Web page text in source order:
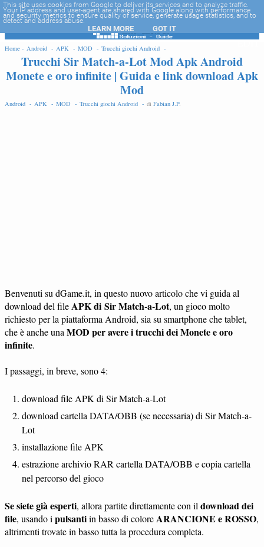
-->
Home - Android - APK - MOD - Trucchi giochi Android -
Trucchi Sir Match-a-Lot Mod Apk Android
Monete e oro infinite | Guida e link download Apk
Mod
Android - APK - MOD - Trucchi giochi Android - di Fabian J.P.
Benvenuti su dGame.it, in questo nuovo articolo che vi guida al
download del fileAPK di Sir Match-a-Lot, un gioco molto
richiesto per la piattaforma Android, sia su smartphone che tablet,
che è anche una MOD per avere i trucchi dei Monete e oro
infinite.
I passaggi, in breve, sono 4:
download file APK di Sir Match-a-Lot
download cartella DATA/OBB (se necessaria) di Sir Match-a-
Lot
installazione file APK
estrazione archivio RAR cartella DATA/OBB e copia cartella
nel percorso del gioco
Se siete già esperti, allora partite direttamente con il download dei
file, usando i pulsantiin basso di coloreARANCIONE e ROSSO,
altrimenti trovate in basso tutta la procedura completa.
EDIT
This site uses cookies from Google to deliver its services and to analyze traffic.
Your IP address and user-agent are shared with Google along with performance
and security metrics to ensure quality of service, generate usage statistics, and to
detect and address abuse.
LEARN MORE GOT IT